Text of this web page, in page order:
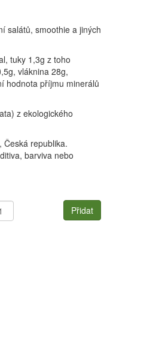
salátů, smoothie a jiných
tuky 1,3g z toho
vláknina 28g,
hodnota příjmu minerálů
z ekologického
Česká republika.
barviva nebo
Přidat